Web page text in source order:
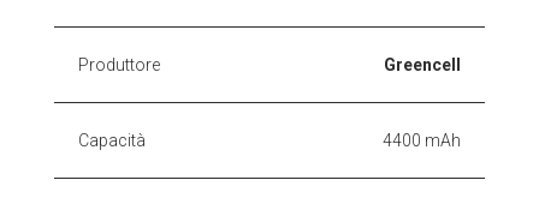
Produttore Greencell
Capacità 4400 mAh